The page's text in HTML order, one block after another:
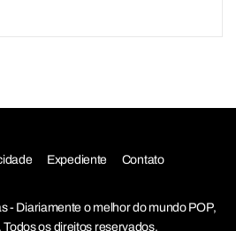
Expediente Contato
- Diariamente o melhor do mundo POP,
Todos os direitos reservados.